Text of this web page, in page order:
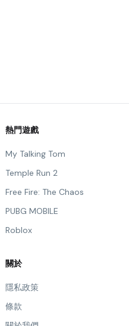
熱門遊戲
My Talking Tom
Temple Run 2
Free Fire: The Chaos
PUBG MOBILE
Roblox
關於
隱私政策
條款